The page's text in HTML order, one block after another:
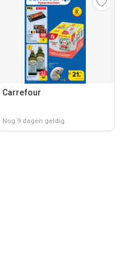
Carrefour
Nog 9 dagen geldig